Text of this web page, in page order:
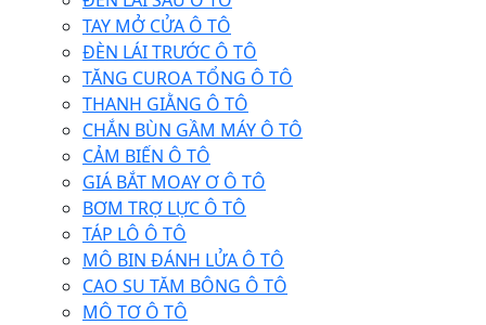
TAY MỞ CỬA Ô TÔ
ĐÈN LÁI TRƯỚC Ô TÔ
TĂNG CUROA TỔNG Ô TÔ
THANH GIẰNG Ô TÔ
CHẮN BÙN GẦM MÁY Ô TÔ
CẢM BIẾN Ô TÔ
GIÁ BẮT MOAY Ơ Ô TÔ
BƠM TRỢ LỰC Ô TÔ
TÁP LÔ Ô TÔ
MÔ BIN ĐÁNH LỬA Ô TÔ
CAO SU TĂM BÔNG Ô TÔ
MÔ TƠ Ô TÔ